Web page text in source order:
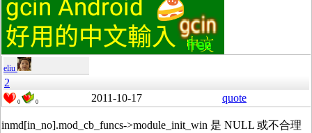
eliu
2
0 0 2011-10-17 quote
inmd[in_no].mod_cb_funcs->module_init_win 是 NULL 或不合理